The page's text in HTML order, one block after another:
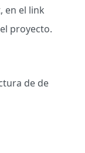
en el link
proyecto.
de de